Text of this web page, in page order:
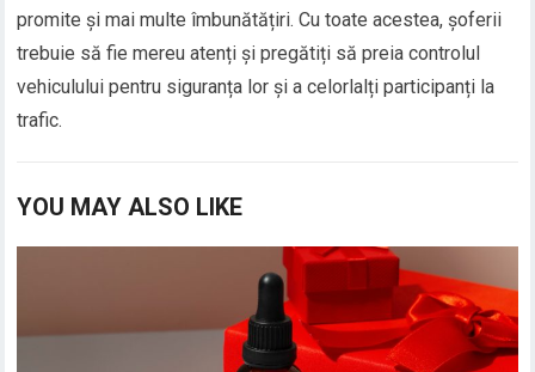
promite și mai multe îmbunătățiri. Cu toate acestea, șoferii
trebuie să fie mereu atenți și pregătiți să preia controlul
vehiculului pentru siguranța lor și a celorlalți participanți la
trafic.
YOU MAY ALSO LIKE